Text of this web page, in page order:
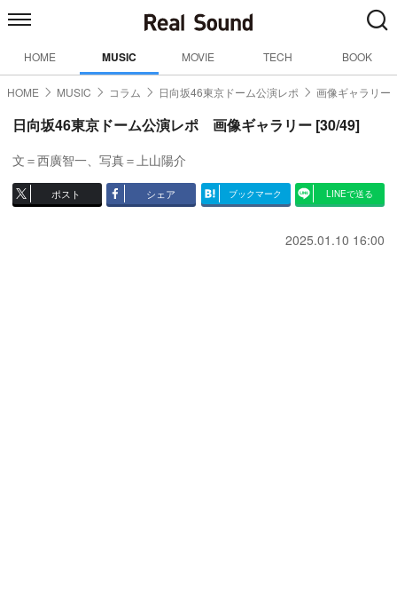
HOME MUSIC MOVIE TECH BOOK
HOME MUSIC コラム 日向坂46東京ドーム公演レポ 画像ギャラリー
日向坂46東京ドーム公演レポ 画像ギャラリー [30/49]
文＝西廣智一、写真＝上山陽介
ポスト シェア ブックマーク LINEで送る
2025.01.10 16:00